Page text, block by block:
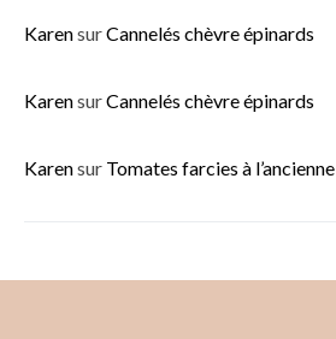
KarensurCannelés chèvre épinards
KarensurCannelés chèvre épinards
Karensur Tomates farcies à l’ancienne